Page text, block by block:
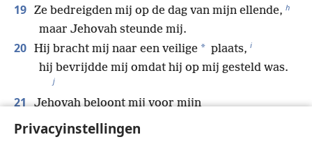
Privacyinstellingen
19 Ze bedreigden mij op de dag van mijn ellende, h
maar Jehovah steunde mij.
20 Hij bracht mij naar een veilige * plaats, i
hij bevrijdde mij omdat hij op mij gesteld was.
j
21 Jehovah beloont mij voor mijn
rechtvaardigheid,
hij beloont mij naar de onschuld